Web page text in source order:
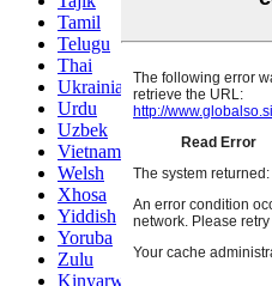
Tamil
Telugu
Thai
Ukrainian
Urdu
Uzbek
Vietnamese
Welsh
Xhosa
Yiddish
Yoruba
Zulu
Kinyarwanda